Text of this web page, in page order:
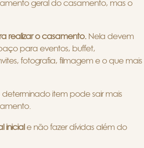
geral do casamento, mas o
realizar o casamento. Nela devem
para eventos, buffet,
fotografia, filmagem e o que mais
item pode sair mais
inicial e não fazer dívidas além do